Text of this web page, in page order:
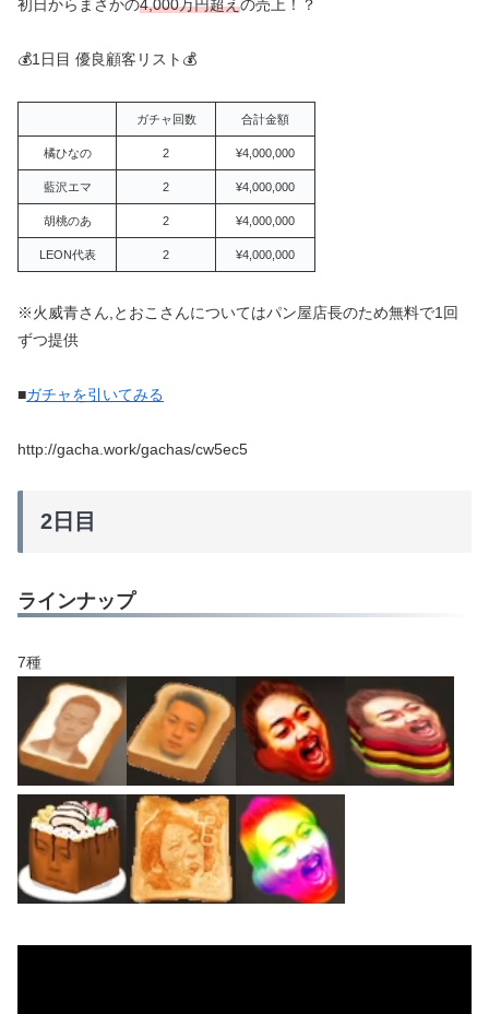
初日からまさかの4,000万円超えの売上！？
💰1日目 優良顧客リスト💰
ガチャ回数 合計金額
橘ひなの 2 ¥4,000,000
藍沢エマ 2 ¥4,000,000
胡桃のあ 2 ¥4,000,000
LEON代表 2 ¥4,000,000
※火威青さん,とおこさんについてはパン屋店長のため無料で1回
ずつ提供
■ガチャを引いてみる
http://gacha.work/gachas/cw5ec5
2日目
ラインナップ
7種